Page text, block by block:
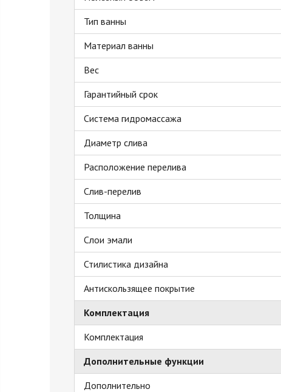
Тип ванны
Материал ванны
Вес
Гарантийный срок
Система гидромассажа
Диаметр слива
Расположение перелива
Слив-перелив
Толщина
Слои эмали
Стилистика дизайна
Антискользящее покрытие
Комплектация
Комплектация
Дополнительные функции
Дополнительно